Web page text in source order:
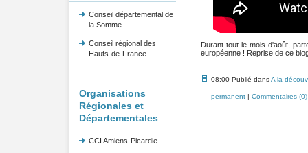
Conseil départemental de
la Somme
Conseil régional des
Hauts-de-France
Organisations
Régionales et
Départementales
CCI Amiens-Picardie
Durant tout le mois d'août,
européenne ! Reprise de ce
08:00 Publié dansA la
permanent| Commentaires (0)